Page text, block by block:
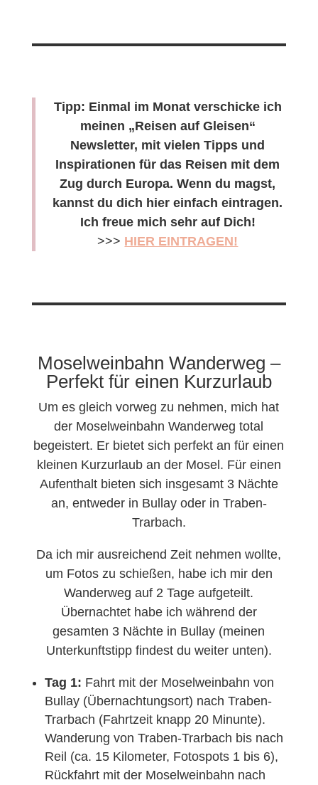
Tipp: Einmal im Monat verschicke ich
meinen „Reisen auf Gleisen“
Newsletter, mit vielen Tipps und
Inspirationen für das Reisen mit dem
Zug durch Europa. Wenn du magst,
kannst du dich hier einfach eintragen.
Ich freue mich sehr auf Dich!
>>> HIER EINTRAGEN!
Moselweinbahn Wanderweg –
Perfekt für einen Kurzurlaub
Um es gleich vorweg zu nehmen, mich hat
der Moselweinbahn Wanderweg total
begeistert. Er bietet sich perfekt an für einen
kleinen Kurzurlaub an der Mosel. Für einen
Aufenthalt bieten sich insgesamt 3 Nächte
an, entweder in Bullay oder in Traben-
Trarbach.
Da ich mir ausreichend Zeit nehmen wollte,
um Fotos zu schießen, habe ich mir den
Wanderweg auf 2 Tage aufgeteilt.
Übernachtet habe ich während der
gesamten 3 Nächte in Bullay (meinen
Unterkunftstipp findest du weiter unten).
Tag 1: Fahrt mit der Moselweinbahn von
Bullay (Übernachtungsort) nach Traben-
Trarbach (Fahrtzeit knapp 20 Minunte).
Wanderung von Traben-Trarbach bis nach
Reil (ca. 15 Kilometer, Fotospots 1 bis 6),
Rückfahrt mit der Moselweinbahn nach